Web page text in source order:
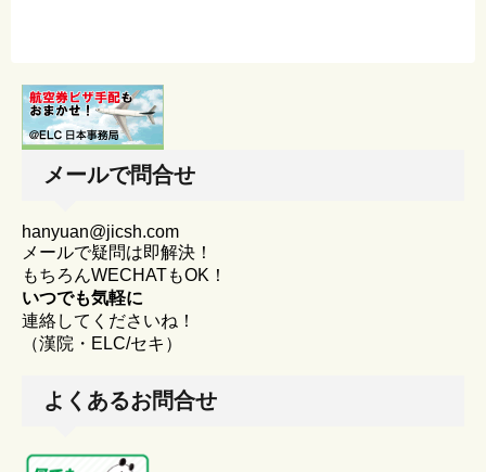
メールで問合せ
hanyuan@jicsh.com
メールで疑問は即解決！
もちろんWECHATもOK！
いつでも気軽に
連絡してくださいね！
（漢院・ELC/セキ）
よくあるお問合せ